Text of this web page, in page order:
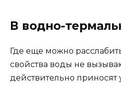
В водно-
Где еще можно
свойства воды не
действительно приносят